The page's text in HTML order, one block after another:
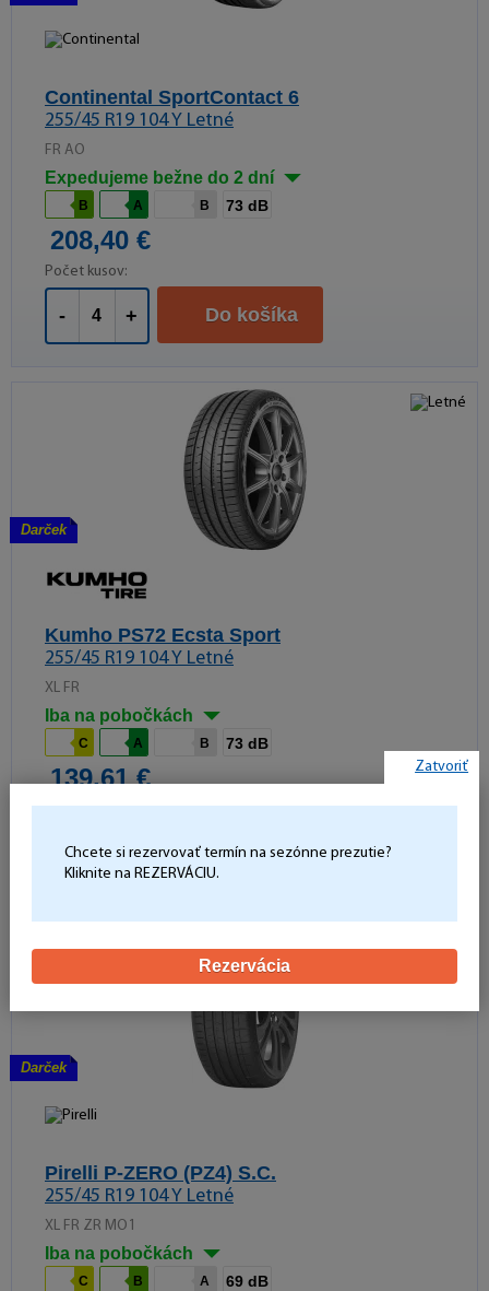
Continental SportContact 6
255/45 R19 104 Y Letné
FR AO
Expedujeme bežne do 2 dní
B A B 73 dB
208,40 €
Počet kusov:
- + Do košíka
Darček
Kumho PS72 Ecsta Sport
255/45 R19 104 Y Letné
XL FR
Iba na pobočkách
C A B 73 dB
139,61 €
Počet kusov:
- + Do košíka
Darček
Pirelli P-ZERO (PZ4) S.C.
255/45 R19 104 Y Letné
XL FR ZR MO1
Iba na pobočkách
C B A 69 dB
Zatvoriť
Chcete si rezervovať termín na sezónne prezutie?
Kliknite na REZERVÁCIU.
Rezervácia